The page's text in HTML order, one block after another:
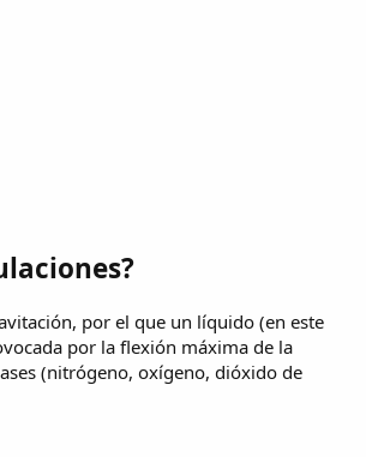
por el que un líquido (en este
por la flexión máxima de la
(nitrógeno, oxígeno, dióxido de